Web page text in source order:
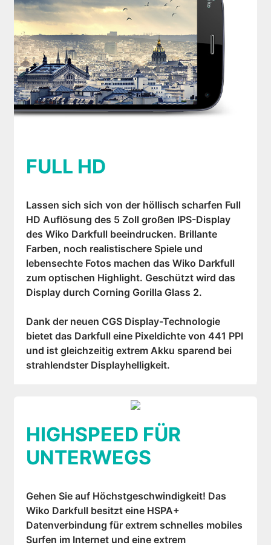
FULL HD
Lassen sich sich von der höllisch scharfen Full
HD Auflösung des 5 Zoll großen IPS-Display
des Wiko Darkfull beeindrucken. Brillante
Farben, noch realistischere Spiele und
lebensechte Fotos machen das Wiko Darkfull
zum optischen Highlight. Geschützt wird das
Display durch Corning Gorilla Glass 2.
Dank der neuen CGS Display-Technologie
bietet das Darkfull eine Pixeldichte von 441 PPI
und ist gleichzeitig extrem Akku sparend bei
strahlendster Displayhelligkeit.
HIGHSPEED FÜR
UNTERWEGS
Gehen Sie auf Höchstgeschwindigkeit! Das
Wiko Darkfull besitzt eine HSPA+
Datenverbindung für extrem schnelles mobiles
Surfen im Internet und eine extrem